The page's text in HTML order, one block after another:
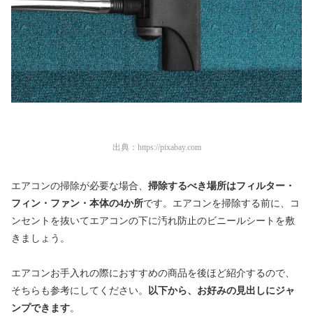
出典： https://pixabay.com
エアコンの掃除が必要な場合、 掃除するべき場所はフィルター・
フィン・ファン・本体の4か所です。エアコンを掃除する前に、コ
ンセントを抜いてエアコンの下に汚れ防止のビニールシートを敷
きましょう。
エアコンお手入れの際におすすめの商品を後ほど紹介するので、
そちらも参考にしてください。
以下から、お好みの見出しにジャ
ンプできます。